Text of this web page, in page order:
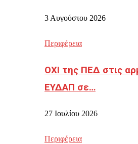
3 Αυγούστου 2026
Περιφέρεια
ΟΧΙ της ΠΕΔ στις
ΕΥΔΑΠ σε…
27 Ιουλίου 2026
Περιφέρεια